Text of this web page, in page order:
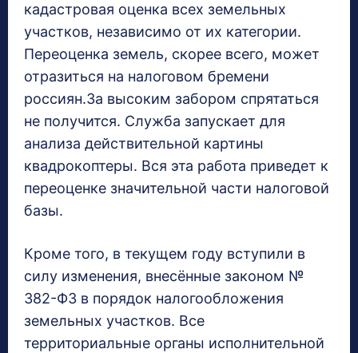
кадастровая оценка всех земельных
участков, независимо от их категории.
Переоценка земель, скорее всего, может
отразиться на налоговом бремени
россиян.За высоким забором спрятаться
не получится. Служба запускает для
анализа действительной картины
квадрокоптеры. Вся эта работа приведет к
переоценке значительной части налоговой
базы.
Кроме того, в текущем году вступили в
силу изменения, внесённые законом №
382-ФЗ в порядок налогообложения
земельных участков. Все
территориальные органы исполнительной